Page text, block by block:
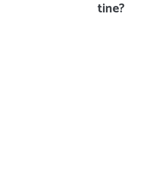
tine?